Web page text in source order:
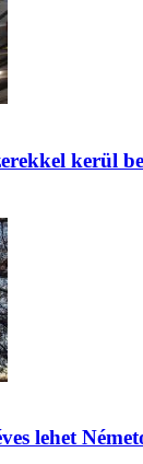
kerül
lehet